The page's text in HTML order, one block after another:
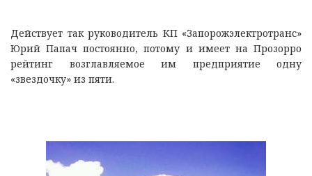
Действует так руководитель КП «Запорожэлектротранс»
Юрий Папач постоянно, потому и имеет на Прозорро
рейтинг возглавляемое им предприятие одну
«звездочку» из пяти.